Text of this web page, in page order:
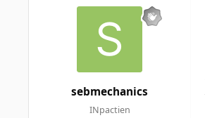
sebmechanics
INpactien